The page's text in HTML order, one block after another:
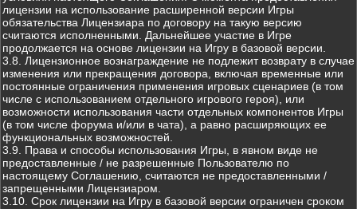
лицензии на использование расширенной версии Игры
обязательства Лицензиара по договору на такую версию
считаются исполненными. Дальнейшее участие в Игре
продолжается на основе лицензии на Игру в базовой версии.
3.8. Лицензионное вознаграждение не подлежит возврату в случае
изменения или прекращения договора, включая временные или
постоянные ограничения применения игровых сценариев (в том
числе с использованием отдельного игрового героя), или
возможности использования части отдельных компонентов Игры
(в том числе форума и/или в чата), а равно расширяющих ее
функциональных возможностей.
3.9. Права и способы использования Игры, в явном виде не
предоставленные / не разрешенные Пользователю по
настоящему Соглашению, считаются не предоставленными /
запрещенными Лицензиаром.
3.10. Срок лицензии на Игру в базовой версии ограничен сроком